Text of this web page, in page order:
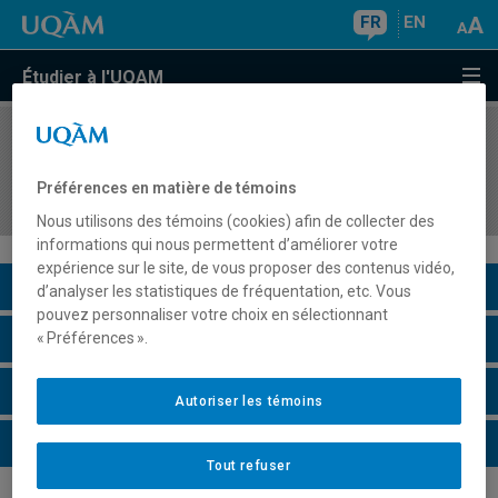
FR EN
Étudier à l'UQAM
COURS//
monde
Description du cours
Horaire - Été 2026
Horaire - Automne 2026
Horaire - Hiver 2027
Préférences en matière de témoins
Nous utilisons des témoins (cookies) afin de collecter des
informations qui nous permettent d’améliorer votre
expérience sur le site, de vous proposer des contenus vidéo,
d’analyser les statistiques de fréquentation, etc. Vous
pouvez personnaliser votre choix en sélectionnant
« Préférences ».
Tout refuser
Autoriser les témoins